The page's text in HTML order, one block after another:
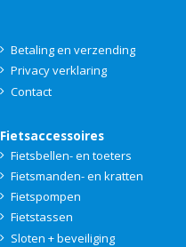
Betaling en verzending
Privacy verklaring
Contact
Fietsaccessoires
Fietsbellen- en toeters
Fietsmanden- en kratten
Fietspompen
Fietstassen
Sloten + beveiliging